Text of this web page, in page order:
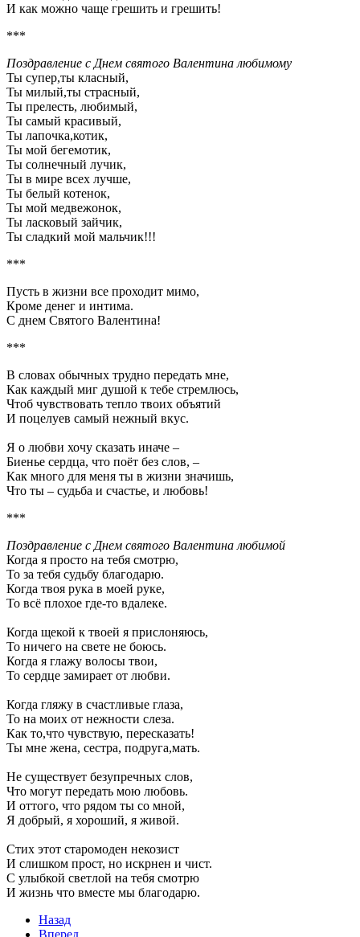
И как можно чаще грешить и грешить!
***
Поздравление с Днем святого Валентина любимому
Ты супер,ты класный,
Ты милый,ты страсный,
Ты прелесть, любимый,
Ты самый красивый,
Ты лапочка,котик,
Ты мой бегемотик,
Ты солнечный лучик,
Ты в мире всех лучше,
Ты белый котенок,
Ты мой медвежонок,
Ты ласковый зайчик,
Ты сладкий мой мальчик!!!
***
Пусть в жизни все проходит мимо,
Кроме денег и интима.
С днем Святого Валентина!
***
В словах обычных трудно передать мне,
Как каждый миг душой к тебе стремлюсь,
Чтоб чувствовать тепло твоих объятий
И поцелуев самый нежный вкус.
Я о любви хочу сказать иначе –
Биенье сердца, что поёт без слов, –
Как много для меня ты в жизни значишь,
Что ты – судьба и счастье, и любовь!
***
Поздравление с Днем святого Валентина любимой
Когда я просто на тебя смотрю,
То за тебя судьбу благодарю.
Когда твоя рука в моей руке,
То всё плохое где-то вдалеке.
Когда щекой к твоей я прислоняюсь,
То ничего на свете не боюсь.
Когда я глажу волосы твои,
То сердце замирает от любви.
Когда гляжу в счастливые глаза,
То на моих от нежности слеза.
Как то,что чувствую, пересказать!
Ты мне жена, сестра, подруга,мать.
Не существует безупречных слов,
Что могут передать мою любовь.
И оттого, что рядом ты со мной,
Я добрый, я хороший, я живой.
Стих этот старомоден некозист
И слишком прост, но искрнен и чист.
С улыбкой светлой на тебя смотрю
И жизнь что вместе мы благодарю.
Назад
Вперед